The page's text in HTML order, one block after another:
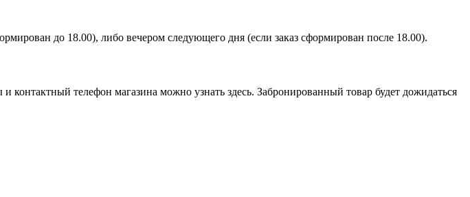
до 18.00), либо вечером следующего дня (если заказ сформирован после 18.00).
телефон магазина можно узнать здесь. Забронированный товар будет дожидаться